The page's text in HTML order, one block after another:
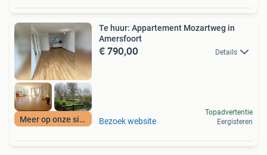
Meer op onze site
Te huur: Appartement Mozartweg in
Amersfoort
€ 790,00 Details
Bezoek website
Topadvertentie
Eergisteren